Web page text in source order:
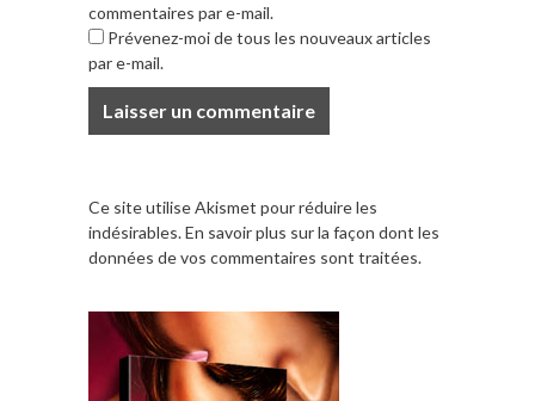
commentaires par e-mail.
Prévenez-moi de tous les nouveaux articles
par e-mail.
Ce site utilise Akismet pour réduire les
indésirables.En savoir plus sur la façon dont les
données de vos commentaires sont traitées.